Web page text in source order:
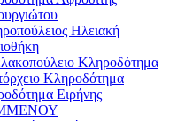
Ηλειακή
Κληροδότημα
Κληροδότημα
Ειρήνης